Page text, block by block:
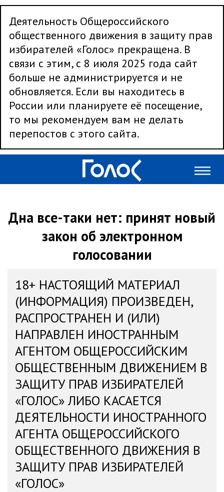
Деятельность Общероссийского
общественного движения в защиту прав
избирателей «Голос» прекращена. В
связи с этим, с 8 июля 2025 года сайт
больше не администрируется и не
обновляется. Если вы находитесь в
России или планируете её посещение,
то мы рекомендуем вам не делать
перепостов с этого сайта.
Дна все-таки нет: принят новый
закон об электронном
голосовании
18+ НАСТОЯЩИЙ МАТЕРИАЛ
(ИНФОРМАЦИЯ) ПРОИЗВЕДЕН,
РАСПРОСТРАНЕН И (ИЛИ)
НАПРАВЛЕН ИНОСТРАННЫМ
АГЕНТОМ ОБЩЕРОССИЙСКИМ
ОБЩЕСТВЕННЫМ ДВИЖЕНИЕМ В
ЗАЩИТУ ПРАВ ИЗБИРАТЕЛЕЙ
«ГОЛОС» ЛИБО КАСАЕТСЯ
ДЕЯТЕЛЬНОСТИ ИНОСТРАННОГО
АГЕНТА ОБЩЕРОССИЙСКОГО
ОБЩЕСТВЕННОГО ДВИЖЕНИЯ В
ЗАЩИТУ ПРАВ ИЗБИРАТЕЛЕЙ
«ГОЛОС»